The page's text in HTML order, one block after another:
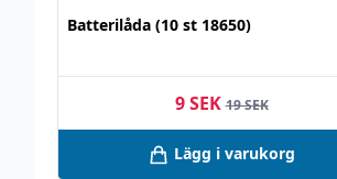
Batterilåda (10 st 18650)
9 SEK 19 SEK
Lägg i varukorg